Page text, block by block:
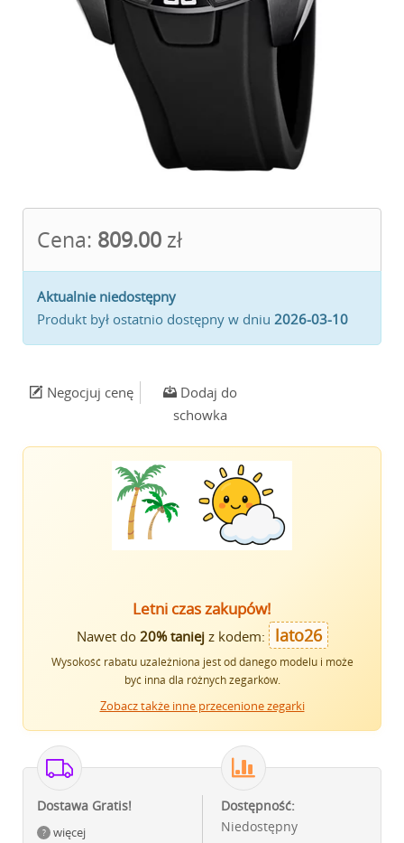
Cena: 809.00 zł
Aktualnie niedostępny
Produkt był ostatnio dostępny w dniu 2026-03-10
Negocjuj cenę
Dodaj do
schowka
Letni czas zakupów!
Nawet do 20% taniejz kodem: lato26
Wysokość rabatu uzależniona jest od danego modelu i może
być inna dla różnych zegarków.
Zobacz także inne przecenione zegarki
Dostawa Gratis!
więcej
Dostępność:
Niedostępny